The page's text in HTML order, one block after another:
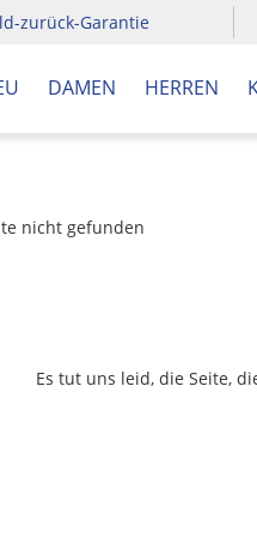
zurück-Garantie
DAMEN HERREN
Es tut uns leid, die Seite,